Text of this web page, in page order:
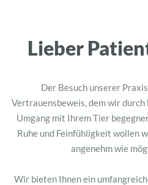
Lieber
Der Besuch unserer
Vertrauensbeweis, dem wir
Umgang mit Ihrem Tier
Ruhe und Feinfühligkeit wollen
angenehm wie
Wir bieten Ihnen ein